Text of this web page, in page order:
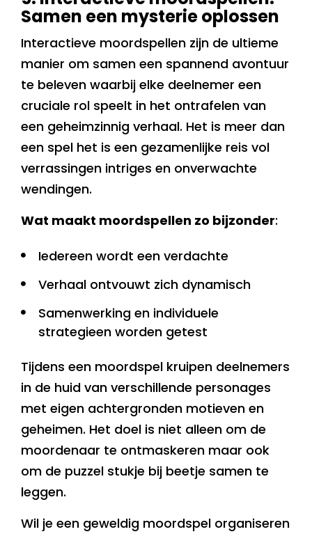
Samen een mysterie oplossen
Interactieve moordspellen zijn de ultieme
manier om samen een spannend avontuur
te beleven waarbij elke deelnemer een
cruciale rol speelt in het ontrafelen van
een geheimzinnig verhaal. Het is meer dan
een spel het is een gezamenlijke reis vol
verrassingen intriges en onverwachte
wendingen.
Wat maakt moordspellen zo bijzonder:
Iedereen wordt een verdachte
Verhaal ontvouwt zich dynamisch
Samenwerking en individuele
strategieen worden getest
Tijdens een moordspel kruipen deelnemers
in de huid van verschillende personages
met eigen achtergronden motieven en
geheimen. Het doel is niet alleen om de
moordenaar te ontmaskeren maar ook
om de puzzel stukje bij beetje samen te
leggen.
Wil je een geweldig moordspel organiseren